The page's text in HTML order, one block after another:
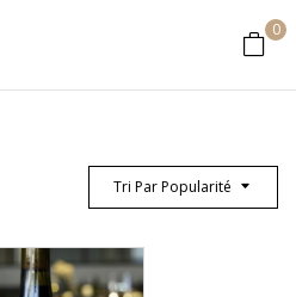
0
Tri Par Popularité